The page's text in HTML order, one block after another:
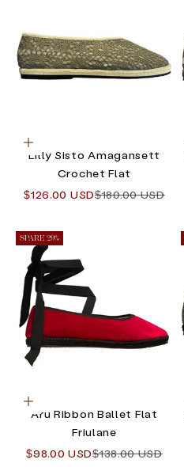
Optionen auswählen
Lilly Sisto Amagansett
Crochet Flat
Angebot
$126.00 USDRegulärer Preis
$180.00 USD
SPARE 29%
Optionen auswählen
Aru Ribbon Ballet Flat
Friulane
Angebot
$98.00 USDRegulärer Preis
$138.00 USD